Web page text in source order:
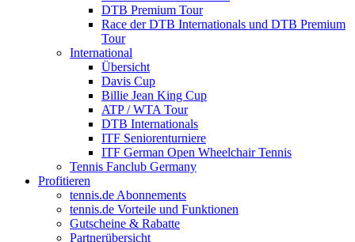
DTB Premium Tour
Race der DTB Internationals und DTB Premium
Tour
International
Übersicht
Davis Cup
Billie Jean King Cup
ATP / WTA Tour
DTB Internationals
ITF Seniorenturniere
ITF German Open Wheelchair Tennis
Tennis Fanclub Germany
Profitieren
tennis.de Abonnements
tennis.de Vorteile und Funktionen
Gutscheine & Rabatte
Partnerübersicht